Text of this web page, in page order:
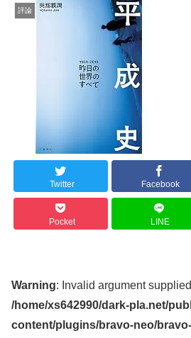
評論
Twitter Facebook
Pocket LINE
Warning: Invalid argument
/home/xs642990/dark-pla.net/
content/plugins/bravo-neo/